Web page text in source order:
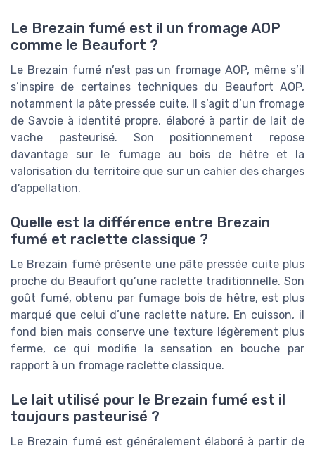
Le Brezain fumé est il un fromage AOP
comme le Beaufort ?
Le Brezain fumé n’est pas un fromage AOP, même s’il
s’inspire de certaines techniques du Beaufort AOP,
notamment la pâte pressée cuite. Il s’agit d’un fromage
de Savoie à identité propre, élaboré à partir de lait de
vache pasteurisé. Son positionnement repose
davantage sur le fumage au bois de hêtre et la
valorisation du territoire que sur un cahier des charges
d’appellation.
Quelle est la différence entre Brezain
fumé et raclette classique ?
Le Brezain fumé présente une pâte pressée cuite plus
proche du Beaufort qu’une raclette traditionnelle. Son
goût fumé, obtenu par fumage bois de hêtre, est plus
marqué que celui d’une raclette nature. En cuisson, il
fond bien mais conserve une texture légèrement plus
ferme, ce qui modifie la sensation en bouche par
rapport à un fromage raclette classique.
Le lait utilisé pour le Brezain fumé est il
toujours pasteurisé ?
Le Brezain fumé est généralement élaboré à partir de